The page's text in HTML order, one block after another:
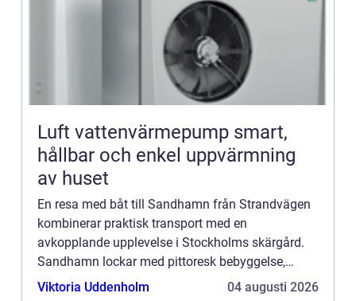
Luft vattenvärmepump smart,
hållbar och enkel uppvärmning
av huset
En resa med båt till Sandhamn från Strandvägen
kombinerar praktisk transport med en
avkopplande upplevelse i Stockholms skärgård.
Sandhamn lockar med pittoresk bebyggelse,
sandstränder, restauranger och livligt b&arin...
Viktoria Uddenholm 04 augusti 2026